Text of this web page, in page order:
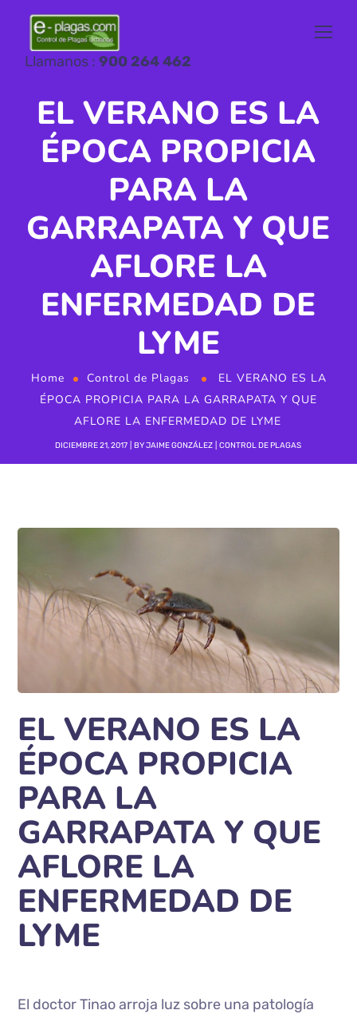
Llamanos : 900 264 462
EL VERANO ES LA
ÉPOCA PROPICIA
PARA LA
GARRAPATA Y QUE
AFLORE LA
ENFERMEDAD DE
LYME
Home Control de Plagas
EL VERANO ES LA
ÉPOCA PROPICIA PARA LA GARRAPATA Y QUE
AFLORE LA ENFERMEDAD DE LYME
DICIEMBRE 21, 2017 BYJAIME GONZÁLEZ CONTROL DE PLAGAS
EL VERANO ES LA
ÉPOCA PROPICIA
PARA LA
GARRAPATA Y QUE
AFLORE LA
ENFERMEDAD DE
LYME
El doctor Tinao arroja luz sobre una patología